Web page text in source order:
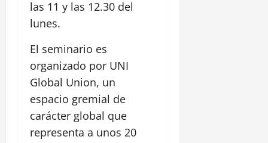
las 11 y las 12.30 del
lunes.
El seminario es
organizado por UNI
Global Union, un
espacio gremial de
carácter global que
representa a unos 20